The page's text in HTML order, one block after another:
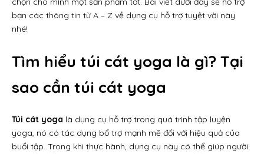
bạn các thông tin từ A – Z về dụng cụ hỗ trợ tuyệt vời này
nhé!
Tìm hiểu túi cát yoga là gì? Tại
sao cần túi cát yoga
Túi cát yoga là dụng cụ hỗ trợ trong quá trình tập luyện
yoga, nó có tác dụng bổ trợ mạnh mẽ đối với hiệu quả của
buổi tập. Trong khi thực hành, dụng cụ này có thể giúp người